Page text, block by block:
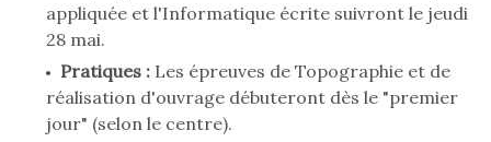
appliquée et l'Informatique écrite suivront le jeudi
28 mai.
Pratiques : Les épreuves de Topographie et de
réalisation d'ouvrage débuteront dès le "premier
jour" (selon le centre).